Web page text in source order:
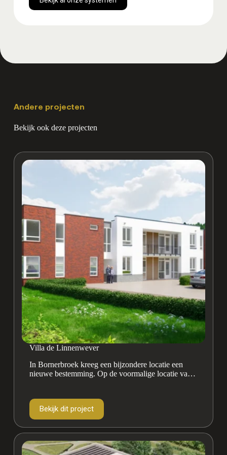
Andere projecten
Bekijk ook deze projecten
Villa de Linnenwever
In Bornerbroek kreeg een bijzondere locatie een
nieuwe bestemming. Op de voormalige locatie van
starterswoningen.
Bekijk dit project
Villa
de
Linnenwever